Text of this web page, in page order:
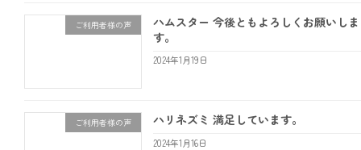
ご利用者様の声
ハムスター 今後ともよろしくお願いしま
す。
2024年1月19日
ご利用者様の声 ハリネズミ 満足しています。
2024年1月16日